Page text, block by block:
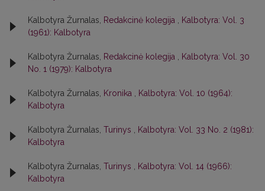
Kalbotyra Žurnalas, Redakcinė kolegija
Kalbotyra: Vol. 3
(1961): Kalbotyra
Kalbotyra Žurnalas, Redakcinė kolegija
Kalbotyra: Vol. 30
No. 1 (1979): Kalbotyra
Kalbotyra Žurnalas, Kronika
Kalbotyra: Vol. 10 (1964):
Kalbotyra
Kalbotyra Žurnalas, Turinys
Kalbotyra: Vol. 33 No. 2 (1981):
Kalbotyra
Kalbotyra Žurnalas, Turinys
Kalbotyra: Vol. 14 (1966):
Kalbotyra